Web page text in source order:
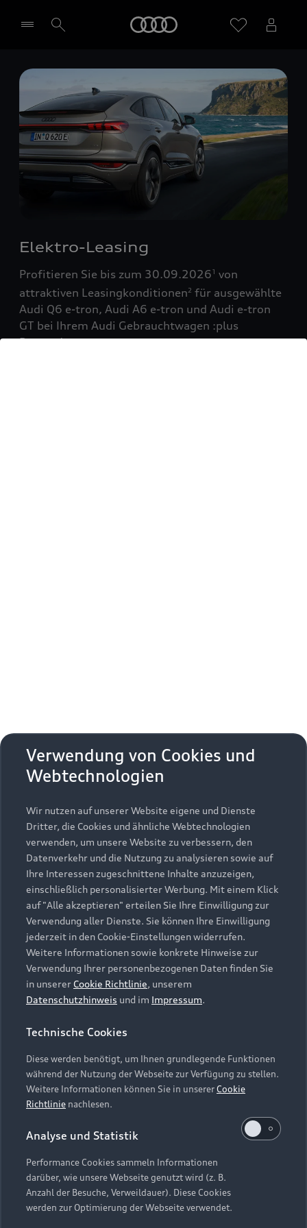
Händler wählen
Elektro-Leasing
Profitieren Sie bis zum 30.09.20261 von
attraktiven Leasingkonditionen2 für ausgewählte
Audi Q6 e-tron, Audi A6 e-tron und Audi e-tron
GT bei Ihrem Audi Gebrauchtwagen :plus
Partner!
Zurück nach oben
Modelle
Alle Modelle
Modelle vergleichen
Elektromodelle
Plug-in-Hybride
Kaufen & leasen
Neuwagensuche
Gebrauchtwagensuche
Gebrauchtwagen
Finanzierung
Aktionen & Angebote
Geschäftskunden
Service & Zubehör
Saisonale Angebote
Audi Services
Garantie
Audi digital services
myAudi
Support
Kundenservice
Händlersuche
Audi Code
Online-Terminvereinbarung
Servicekontakt
Vertrag widerrufen
Über Audi
Unternehmen
Karriere
Investor Relations
Presse & Media Center
Datenschutz
Audi erleben
Newsletter
Impressum Rechtliches
Hinweisgebersystem
Datenschutzinformation
Cookie-Einstellungen
Cookie-Richtlinie
Barrierefreiheit
Hinweis: Die aktuelle Darstellung und Anordnung der
Embleme am Fahrzeug bei allen Abbildungen auf dieser
Webseite kann abweichen.
Verwendung von Cookies und
Webtechnologien
Wir nutzen auf unserer Website eigene und Dienste
Dritter, die Cookies und ähnliche Webtechnologien
verwenden, um unsere Website zu verbessern, den
Datenverkehr und die Nutzung zu analysieren sowie auf
Ihre Interessen zugeschnittene Inhalte anzuzeigen,
einschließlich personalisierter Werbung. Mit einem Klick
auf "Alle akzeptieren" erteilen Sie Ihre Einwilligung zur
Verwendung aller Dienste. Sie können Ihre Einwilligung
jederzeit in den Cookie-Einstellungen widerrufen.
Weitere Informationen sowie konkrete Hinweise zur
Verwendung Ihrer personenbezogenen Daten finden Sie
in unserer Cookie Richtlinie, unserem
Datenschutzhinweis und im Impressum.
Technische Cookies
Diese werden benötigt, um Ihnen grundlegende Funktionen
während der Nutzung der Webseite zur Verfügung zu stellen.
Weitere Informationen können Sie in unsererCookie
Richtlinie nachlesen.
Analyse und Statistik
Performance Cookies sammeln Informationen
darüber, wie unsere Webseite genutzt wird (z. B.
Anzahl der Besuche, Verweildauer). Diese Cookies
werden zur Optimierung der Webseite verwendet.